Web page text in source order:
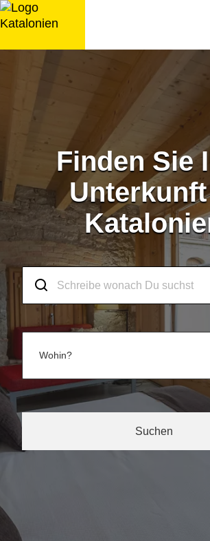
Zum
Inhalt
Finden Sie
Wohin?
Suchen